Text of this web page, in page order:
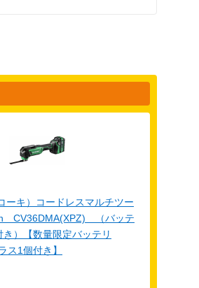
ーキ）コードレスマルチツー
CV36DMA(XPZ) （バッテ
き）【数量限定バッテリ
ス1個付き】